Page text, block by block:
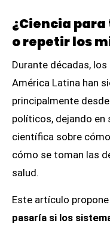
¿Ciencia
o repetir los
Durante décadas,
América Latina han
principalmente
políticos, dejando en
científica sobre
cómo se toman las
salud.
Este artículo
pasaría si los